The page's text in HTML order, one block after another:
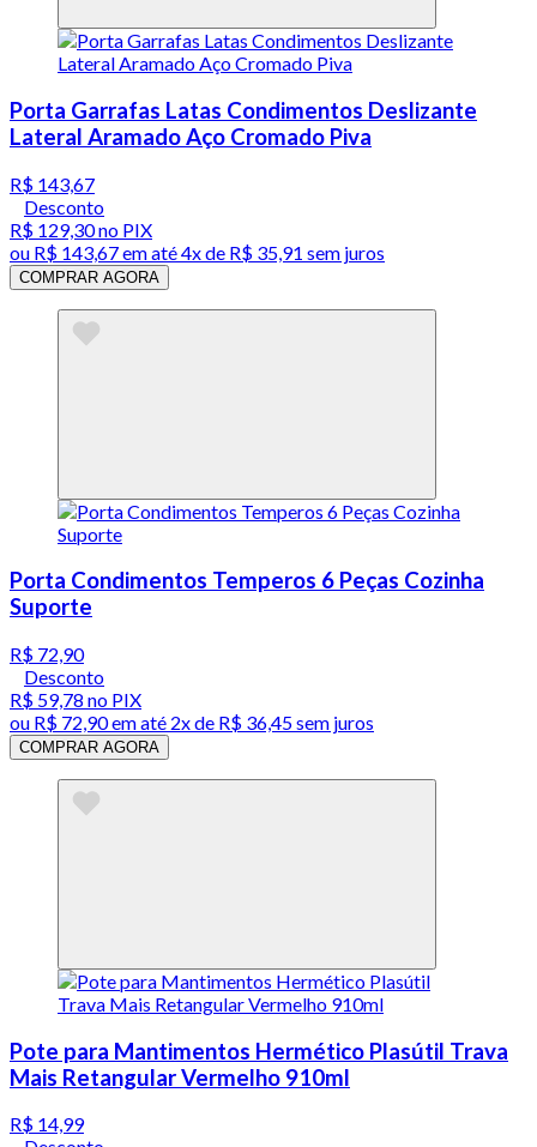
Porta Garrafas Latas Condimentos Deslizante
Lateral Aramado Aço Cromado Piva
R$ 143,67
Desconto
R$ 129,30no PIX
ou R$ 143,67em até4x de R$ 35,91 sem juros
COMPRAR AGORA
Porta Condimentos Temperos 6 Peças Cozinha
Suporte
R$ 72,90
Desconto
R$ 59,78 no PIX
ou R$ 72,90em até 2x de R$ 36,45 sem juros
COMPRAR AGORA
Pote para Mantimentos Hermético Plasútil Trava
Mais Retangular Vermelho 910ml
R$ 14,99